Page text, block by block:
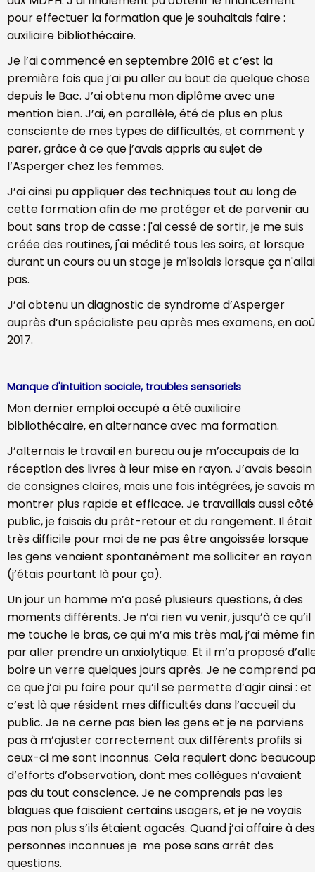
pour effectuer la formation que je souhaitais faire :
auxiliaire bibliothécaire.
Je l’ai commencé en septembre 2016 et c’est la
première fois que j’ai pu aller au bout de quelque chose
depuis le Bac. J’ai obtenu mon diplôme avec une
mention bien. J’ai, en parallèle, été de plus en plus
consciente de mes types de difficultés, et comment y
parer, grâce à ce que j’avais appris au sujet de
l’Asperger chez les femmes.
J’ai ainsi pu appliquer des techniques tout au long de
cette formation afin de me protéger et de parvenir au
bout sans trop de casse : j'ai cessé de sortir, je me suis
créée des routines, j'ai médité tous les soirs, et lorsque
durant un cours ou un stage je m'isolais lorsque ça
pas.
J’ai obtenu un diagnostic de syndrome d’Asperger
auprès d’un spécialiste peu après mes examens, en
2017.
Manque d'intuition sociale, troubles sensoriels
Mon dernier emploi occupé a été auxiliaire
bibliothécaire, en alternance avec ma formation.
J’alternais le travail en bureau ou je m’occupais de la
réception des livres à leur mise en rayon. J’avais besoin
de consignes claires, mais une fois intégrées, je savais
montrer plus rapide et efficace. Je travaillais aussi côté
public, je faisais du prêt-retour et du rangement. Il était
très difficile pour moi de ne pas être angoissée lorsque
les gens venaient spontanément me solliciter en rayon
(j’étais pourtant là pour ça).
Un jour un homme m’a posé plusieurs questions, à des
moments différents. Je n’ai rien vu venir, jusqu’à ce qu’il
me touche le bras, ce qui m’a mis très mal, j’ai même
par aller prendre un anxiolytique. Et il m’a proposé
boire un verre quelques jours après. Je ne comprend
ce que j’ai pu faire pour qu’il se permette d’agir ainsi : et
c’est là que résident mes difficultés dans l’accueil du
public. Je ne cerne pas bien les gens et je ne parviens
pas à m’ajuster correctement aux différents profils si
ceux-ci me sont inconnus. Cela requiert donc
d’efforts d’observation, dont mes collègues n’avaient
pas du tout conscience. Je ne comprenais pas les
blagues que faisaient certains usagers, et je ne voyais
pas non plus s’ils étaient agacés. Quand j’ai affaire à des
personnes inconnues je me pose sans arrêt des
questions.